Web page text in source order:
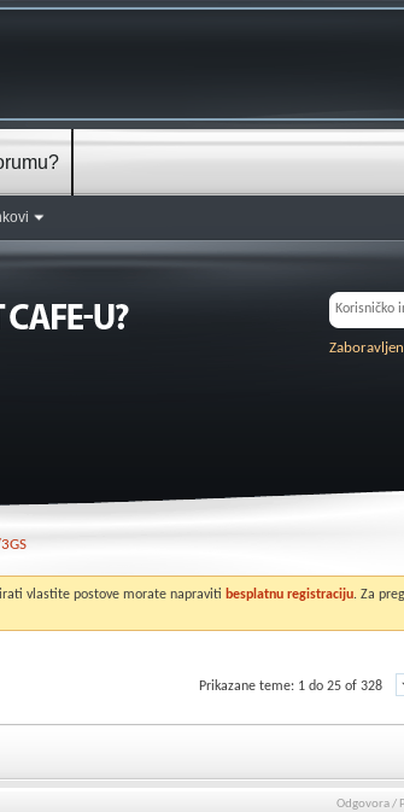
vlastite postove morate napraviti besplatnu registraciju. Za
Prikazane teme: 1 do 25 of 328
Odgovora/